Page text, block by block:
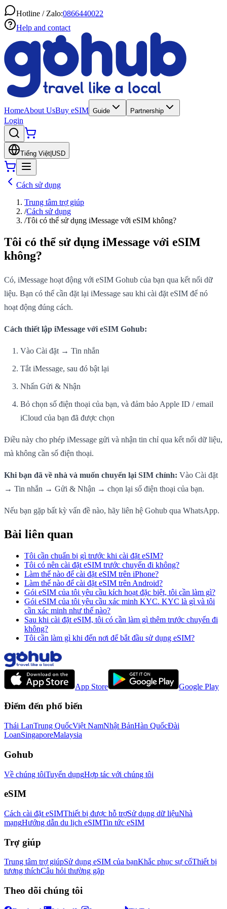
Hotline / Zalo:0866440022
Help and contact
HomeAbout UsBuy eSIM Guide Partnership
Login
Tiếng Việt USD
Cách sử dụng
Trung tâm trợ giúp
/Cách sử dụng
/Tôi có thể sử dụng iMessage với eSIM không?
Tôi có thể sử dụng iMessage với eSIM
không?
Có, iMessage hoạt động với eSIM Gohub của bạn qua kết nối dữ
liệu. Bạn có thể cần đặt lại iMessage sau khi cài đặt eSIM để nó
hoạt động đúng cách.
Cách thiết lập iMessage với eSIM Gohub:
Vào Cài đặt → Tin nhắn
Tắt iMessage, sau đó bật lại
Nhấn Gửi & Nhận
Bỏ chọn số điện thoại của bạn, và đảm bảo Apple ID / email
iCloud của bạn đã được chọn
Điều này cho phép iMessage gửi và nhận tin chỉ qua kết nối dữ liệu,
mà không cần số điện thoại.
Khi bạn đã về nhà và muốn chuyển lại SIM chính: Vào Cài đặt
→ Tin nhắn → Gửi & Nhận → chọn lại số điện thoại của bạn.
Nếu bạn gặp bất kỳ vấn đề nào, hãy liên hệ Gohub qua WhatsApp.
Bài liên quan
Tôi cần chuẩn bị gì trước khi cài đặt eSIM?
Tôi có nên cài đặt eSIM trước chuyến đi không?
Làm thế nào để cài đặt eSIM trên iPhone?
Làm thế nào để cài đặt eSIM trên Android?
Gói eSIM của tôi yêu cầu kích hoạt đặc biệt, tôi cần làm gì?
Gói eSIM của tôi yêu cầu xác minh KYC. KYC là gì và tôi
cần xác minh như thế nào?
Sau khi cài đặt eSIM, tôi có cần làm gì thêm trước chuyến đi
không?
Tôi cần làm gì khi đến nơi để bắt đầu sử dụng eSIM?
App Store Google Play
Điểm đến phổ biến
Thái LanTrung QuốcViệt NamNhật BảnHàn QuốcĐài
LoanSingaporeMalaysia
Gohub
Về chúng tôiTuyển dụngHợp tác với chúng tôi
eSIM
Cách cài đặt eSIMThiết bị được hỗ trợSử dụng dữ liệuNhà
mạngHướng dẫn du lịch eSIMTin tức eSIM
Trợ giúp
Trung tâm trợ giúpSử dụng eSIM của bạnKhắc phục sự cốThiết bị
tương thíchCâu hỏi thường gặp
Theo dõi chúng tôi